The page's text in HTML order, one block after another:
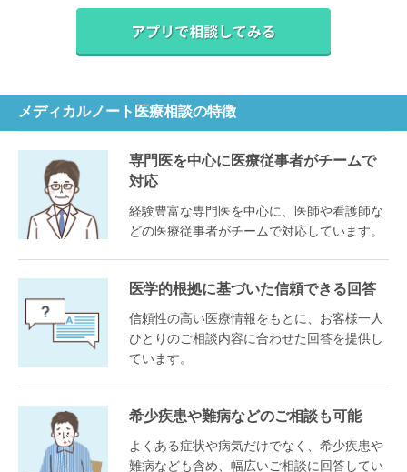
メディカルノート医療相談の特徴
専門医を中心に医療従事者がチームで
対応
経験豊富な専門医を中心に、医師や看護師な
どの医療従事者がチームで対応しています。
医学的根拠に基づいた信頼できる回答
信頼性の高い医療情報をもとに、お客様一人
ひとりのご相談内容に合わせた回答を提供し
ています。
希少疾患や難病などのご相談も可能
よくある症状や病気だけでなく、希少疾患や
難病なども含め、幅広いご相談に回答してい